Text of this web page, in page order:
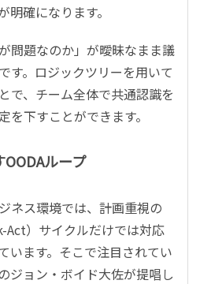
明確になります。
問題なのか」が曖昧なまま議
す。ロジックツリーを用いて
で、チーム全体で共通認識を
下すことができます。
ループ
ネス環境では、計画重視の
Act）サイクルだけでは対応
います。そこで注目されてい
ジョン・ボイド大佐が提唱し